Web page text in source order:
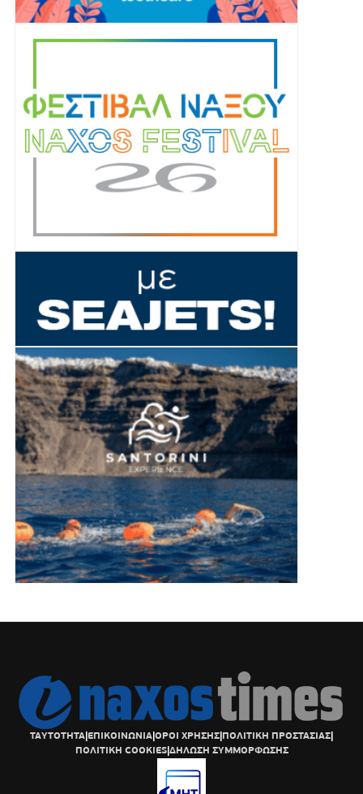
ΤΑΥΤΟΤΗΤΑ|ΕΠΙΚΟΙΝΩΝΙΑ|ΟΡΟΙ ΧΡΗΣΗΣ|ΠΟΛΙΤΙΚΗ ΠΡΟΣΤΑΣΙΑΣ|
ΠΟΛΙΤΙΚΗ COOKIES|ΔΗΛΩΣΗ ΣΥΜΜΟΡΦΩΣΗΣ